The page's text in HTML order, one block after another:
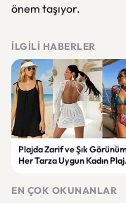
önem taşıyor.
İLGILI HABERLER
Plajda Zarif ve Şık
Her Tarza Uygun Kadın Plaj
EN ÇOK OKUNANLAR